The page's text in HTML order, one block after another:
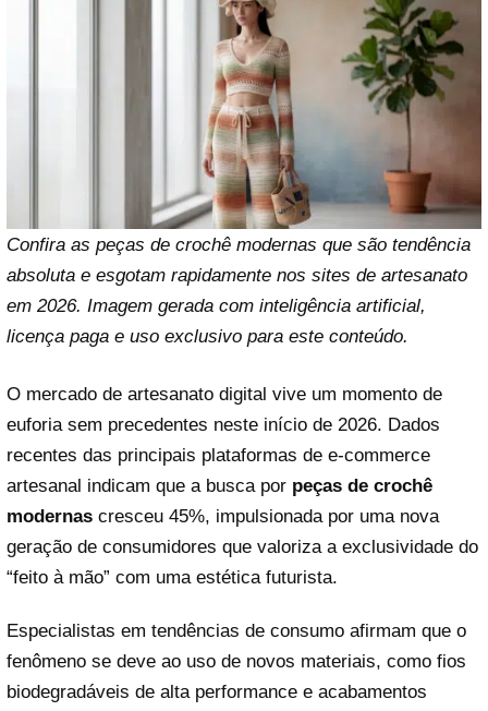
Confira as peças de crochê modernas que são tendência
absoluta e esgotam rapidamente nos sites de artesanato
em 2026. Imagem gerada com inteligência artificial,
licença paga e uso exclusivo para este conteúdo.
O mercado de artesanato digital vive um momento de
euforia sem precedentes neste início de 2026. Dados
recentes das principais plataformas de e-commerce
artesanal indicam que a busca por peças de crochê
modernas cresceu 45%, impulsionada por uma nova
geração de consumidores que valoriza a exclusividade do
“feito à mão” com uma estética futurista.
Especialistas em tendências de consumo afirmam que o
fenômeno se deve ao uso de novos materiais, como fios
biodegradáveis de alta performance e acabamentos